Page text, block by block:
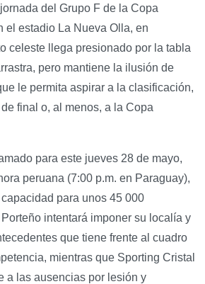
del Grupo F de la Copa
el estadio La Nueva Olla, en
celeste llega presionado por la tabla
pero mantiene la ilusión de
le permita aspirar a la clasificación,
final o, al menos, a la Copa
para este jueves 28 de mayo,
peruana (7:00 p.m. en Paraguay),
para unos 45 000
intentará imponer su localía y
que tiene frente al cuadro
mientras que Sporting Cristal
a las ausencias por lesión y